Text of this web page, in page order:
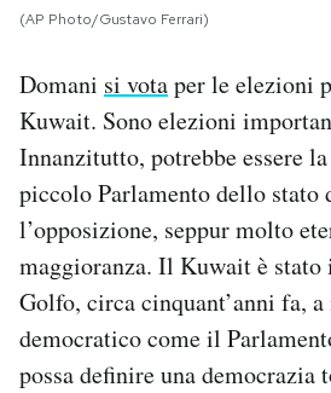
I MIEI PREFERITI
SHOP
CALENDARIO
AREA PERSONALE
Area Personale
(AP Photo/Gustavo Ferrari)
Domani si votaper le elezioni
Kuwait. Sono elezioni
Innanzitutto, potrebbe essere
piccolo Parlamento dello stato
l’opposizione, seppur molto
maggioranza. Il Kuwait è stato
Golfo, circa cinquant’anni fa,
democratico come il
possa definire una democrazia